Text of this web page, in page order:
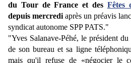
du Tour de France et des Fêtes
depuis mercredi après un préavis
syndicat autonome SPP PATS."
"Yves Salanave-Péhé, le président
de son bureau et sa ligne
mais qu'il refuse de «négocier le